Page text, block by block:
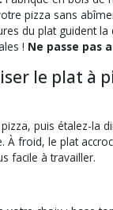
pizza sans
du plat guident
! Ne passe pas
le plat à
puis étalez-la
À froid, le plat
facile à travailler.